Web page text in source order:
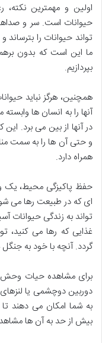
اولین و مهمترین
حیوانات است. سر و
تواند حیوانات را
ما این است که بدون
بپردازیم.
همچنین، هرگز نباید
آنها را به انسان ها
در آنها از بین می برد.
و حتی آن ها را به سمت
همراه دارد.
حفظ پاکیزگی محیط، یک
ای که در طبیعت رها می
تواند به زندگی حیوانات
غذایی که رها می کنید،
گردد. آنچه با خود به جنگل
برای مشاهده حیات وحش
دوربین دوچشمی یا
به شما امکان می دهند
بیش از حد به آن ها